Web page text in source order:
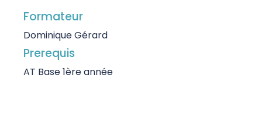
Formateur
Dominique Gérard
Prerequis
AT Base 1ère année